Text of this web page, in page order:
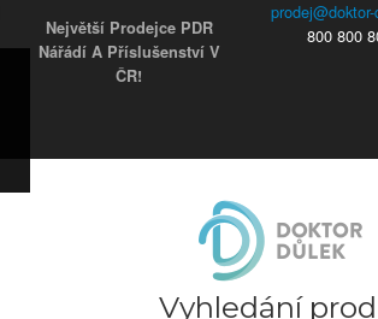
Největší Prodejce PDR
Nářádí A Příslušenství V
ČR!
800 800
Vyhledání